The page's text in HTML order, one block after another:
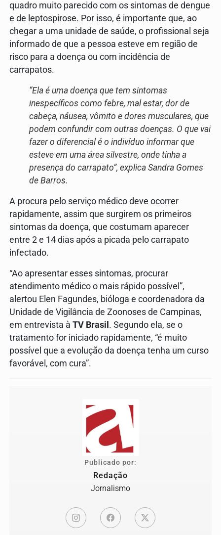
quadro muito parecido com os sintomas de dengue
e de leptospirose. Por isso, é importante que, ao
chegar a uma unidade de saúde, o profissional seja
informado de que a pessoa esteve em região de
risco para a doença ou com incidência de
carrapatos.
“Ela é uma doença que tem sintomas
inespecíficos como febre, mal estar, dor de
cabeça, náusea, vômito e dores musculares, que
podem confundir com outras doenças. O que vai
fazer o diferencial é o indivíduo informar que
esteve em uma área silvestre, onde tinha a
presença do carrapato”, explica Sandra Gomes
de Barros.
A procura pelo serviço médico deve ocorrer
rapidamente, assim que surgirem os primeiros
sintomas da doença, que costumam aparecer
entre 2 e 14 dias após a picada pelo carrapato
infectado.
“Ao apresentar esses sintomas, procurar
atendimento médico o mais rápido possível”,
alertou Elen Fagundes, bióloga e coordenadora da
Unidade de Vigilância de Zoonoses de Campinas,
em entrevista à TV Brasil . Segundo ela, se o
tratamento for iniciado rapidamente, “é muito
possível que a evolução da doença tenha um curso
favorável, com cura”.
Publicado por:
Redação
Jornalismo